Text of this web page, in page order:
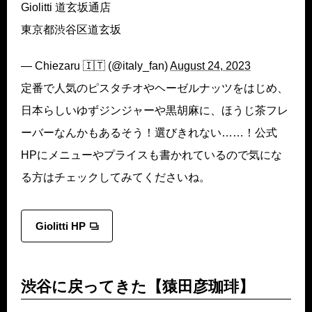
Giolitti 道玄坂通店
東京都渋谷区道玄坂
— Chiezaru 🇮🇹 (@italy_fan)August 24, 2023
定番で人気のピスタチオやヘーゼルナッツをはじめ、
日本らしいゆずジンジャーや黒胡麻に、ほうじ茶フレ
ーバーなんかもあるそう！選びきれない……！公式
HPにメニューやプライスも書かれているので気にな
る方はチェックしてみてくださいね。
Giolitti HP
渋谷に戻ってきた【猿田彦珈琲】